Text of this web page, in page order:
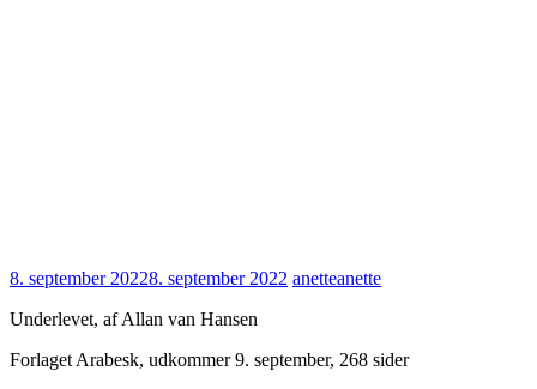
8. september 20228. september 2022 anetteanette
Underlevet, af Allan van Hansen
Forlaget Arabesk, udkommer 9. september, 268 sider